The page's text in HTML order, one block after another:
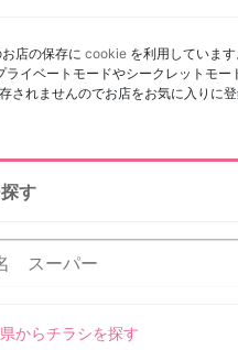
店の保存に cookie を利用しています
ライベートモードやシークレットモー
されませんのでお店をお気に入りに登
す
からチラシを探す